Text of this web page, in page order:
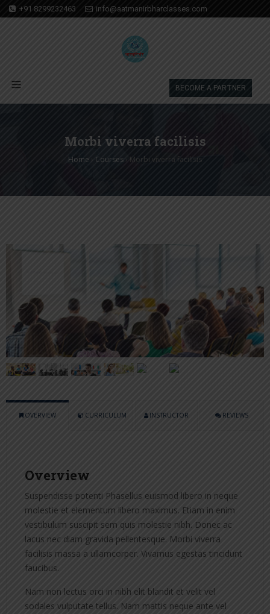
+91 8299232463 info@aatmanirbharclasses.com
BECOME A PARTNER
Morbi viverra facilisis
Home › Courses Morbi viverra facilisis
OVERVIEW CURRICULUM INSTRUCTOR REVIEWS
Overview
Suspendisse potenti Phasellus euismod libero in neque
molestie et elementum libero maximus. Etiam in enim
vestibulum suscipit sem quis molestie nibh. Donec ac
lacus nec diam gravida pellentesque. Morbi viverra
facilisis massa a ullamcorper. Vivamus egestas tincidunt
faucibus.
Nam non lectus orci in nibh elit blandit et velit vel
sodales vulputate tellus. Nam mattis neque ante vel